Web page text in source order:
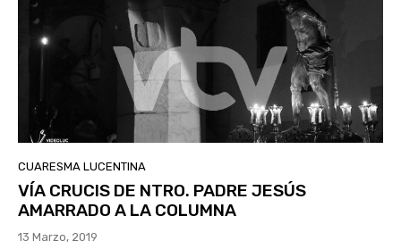
CUARESMA LUCENTINA
VÍA CRUCIS DE NTRO. PADRE JESÚS
AMARRADO A LA COLUMNA
13 Marzo, 2019